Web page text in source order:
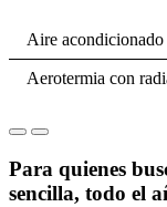
Aire acondicionado
Aerotermia con
Para quienes
sencilla, todo el